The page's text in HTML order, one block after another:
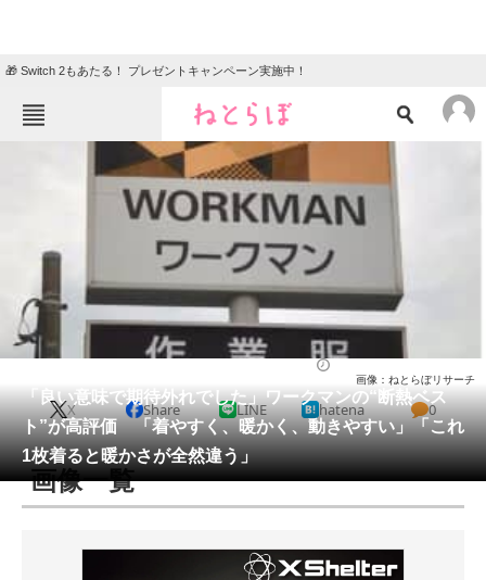
🎁 Switch 2もあたる！ プレゼントキャンペーン実施中！
ねとらぼメニュー
ニュース
クイズ
地域
住まい 教育・育児
動物 リサーチ
会員記事
メディア
注目記事を集めた総合ページ
「良い意味で期待外れでした」ワークマンの“断熱ベス
ト”が高評価 「着やすく、暖かく、動きやすい」「これ
1枚着ると暖かさが全然違う」
画像：ねとらぼリサーチ
X Share LINE hatena 0
画像一覧